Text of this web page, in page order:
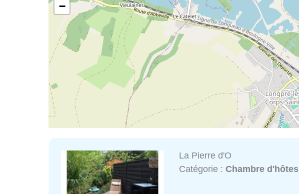
−
La Pierre d'O
Catégorie :Chambre d'hôtes